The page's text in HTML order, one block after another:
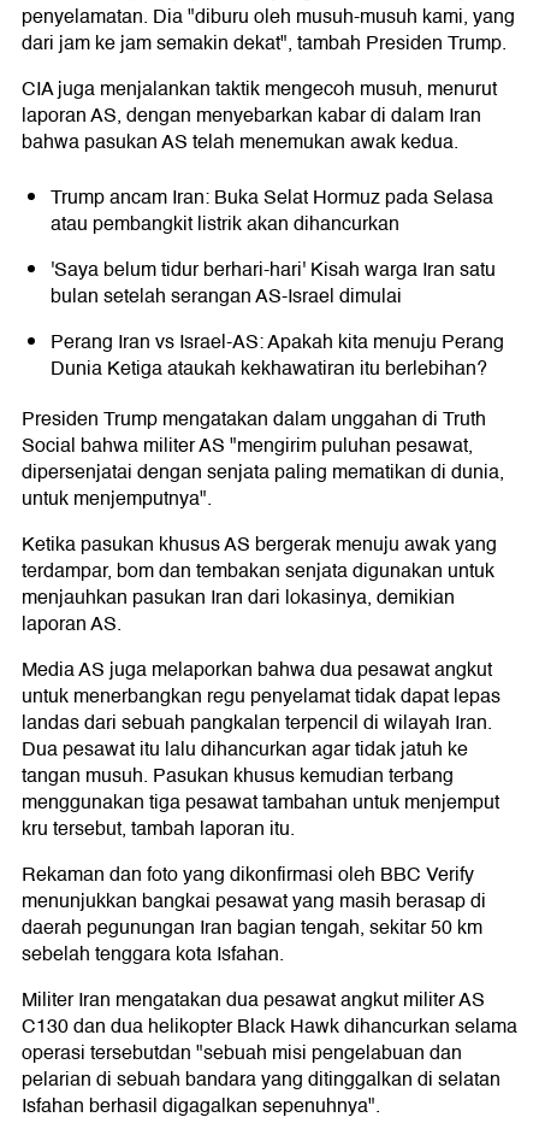
penyelamatan. Dia "diburu oleh musuh-musuh kami, yang
dari jam ke jam semakin dekat", tambah Presiden Trump.
CIA juga menjalankan taktik mengecoh musuh, menurut
laporan AS, dengan menyebarkan kabar di dalam Iran
bahwa pasukan AS telah menemukan awak kedua.
Trump ancam Iran: Buka Selat Hormuz pada Selasa
atau pembangkit listrik akan dihancurkan
'Saya belum tidur berhari-hari' Kisah warga Iran satu
bulan setelah serangan AS-Israel dimulai
Perang Iran vs Israel-AS: Apakah kita menuju Perang
Dunia Ketiga ataukah kekhawatiran itu berlebihan?
Presiden Trump mengatakan dalam unggahan di Truth
Social bahwa militer AS "mengirim puluhan pesawat,
dipersenjatai dengan senjata paling mematikan di dunia,
untuk menjemputnya".
Ketika pasukan khusus AS bergerak menuju awak yang
terdampar, bom dan tembakan senjata digunakan untuk
menjauhkan pasukan Iran dari lokasinya, demikian
laporan AS.
Media AS juga melaporkan bahwa dua pesawat angkut
untuk menerbangkan regu penyelamat tidak dapat lepas
landas dari sebuah pangkalan terpencil di wilayah Iran.
Dua pesawat itu lalu dihancurkan agar tidak jatuh ke
tangan musuh. Pasukan khusus kemudian terbang
menggunakan tiga pesawat tambahan untuk menjemput
kru tersebut, tambah laporan itu.
Rekaman dan foto yang dikonfirmasi oleh BBC Verify
menunjukkan bangkai pesawat yang masih berasap di
daerah pegunungan Iran bagian tengah, sekitar 50 km
sebelah tenggara kota Isfahan.
Militer Iran mengatakan dua pesawat angkut militer AS
C130 dan dua helikopter Black Hawk dihancurkan selama
operasi tersebutdan "sebuah misi pengelabuan dan
pelarian di sebuah bandara yang ditinggalkan di selatan
Isfahan berhasil digagalkan sepenuhnya".